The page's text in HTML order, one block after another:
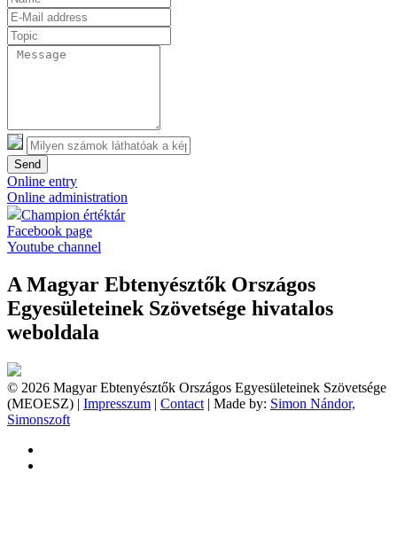
Send
Online entry
Online administration
Champion értéktár
Facebook page
Youtube channel
A Magyar Ebtenyésztők Országos
Egyesületeinek Szövetsége hivatalos
weboldala
© 2026 Magyar Ebtenyésztők Országos Egyesületeinek Szövetsége
(MEOESZ) | Impresszum | Contact | Made by: Simon Nándor,
Simonszoft